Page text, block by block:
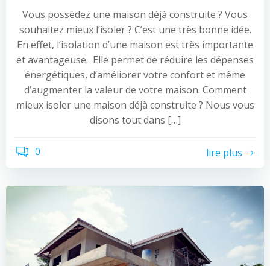
Vous possédez une maison déjà construite ? Vous
souhaitez mieux l’isoler ? C’est une très bonne idée.
En effet, l’isolation d’une maison est très importante
et avantageuse. Elle permet de réduire les dépenses
énergétiques, d’améliorer votre confort et même
d’augmenter la valeur de votre maison. Comment
mieux isoler une maison déjà construite ? Nous vous
disons tout dans […]
0 lire plus